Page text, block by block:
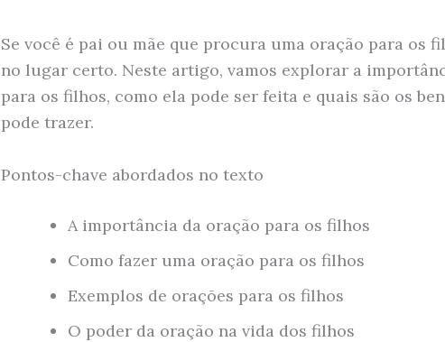
Se você é pai ou mãe que procura uma oração para os
no lugar certo. Neste artigo, vamos explorar a
para os filhos, como ela pode ser feita e quais são os
pode trazer.
Pontos-chave abordados no texto
A importância da oração para os filhos
Como fazer uma oração para os filhos
Exemplos de orações para os filhos
O poder da oração na vida dos filhos